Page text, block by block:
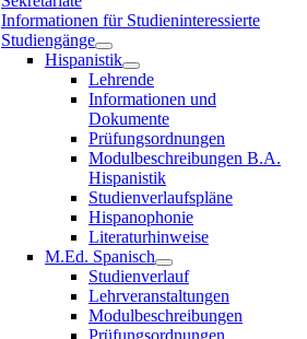
Informationen für Studieninteressierte
Studiengänge
Hispanistik
Lehrende
Informationen und
Dokumente
Prüfungsordnungen
Modulbeschreibungen B.A.
Hispanistik
Studienverlaufspläne
Hispanophonie
Literaturhinweise
M.Ed. Spanisch
Studienverlauf
Lehrveranstaltungen
Modulbeschreibungen
Prüfungsordnungen